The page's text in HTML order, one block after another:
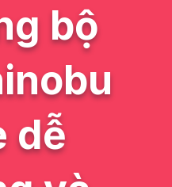
bộ
dễ